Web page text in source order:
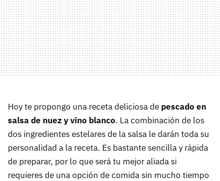
Hoy te propongo una receta deliciosa de pescado en
salsa de nuez y vino blanco. La combinación de los
dos ingredientes estelares de la salsa le darán toda su
personalidad a la receta. Es bastante sencilla y rápida
de preparar, por lo que será tu mejor aliada si
requieres de una opción de comida sin mucho tiempo